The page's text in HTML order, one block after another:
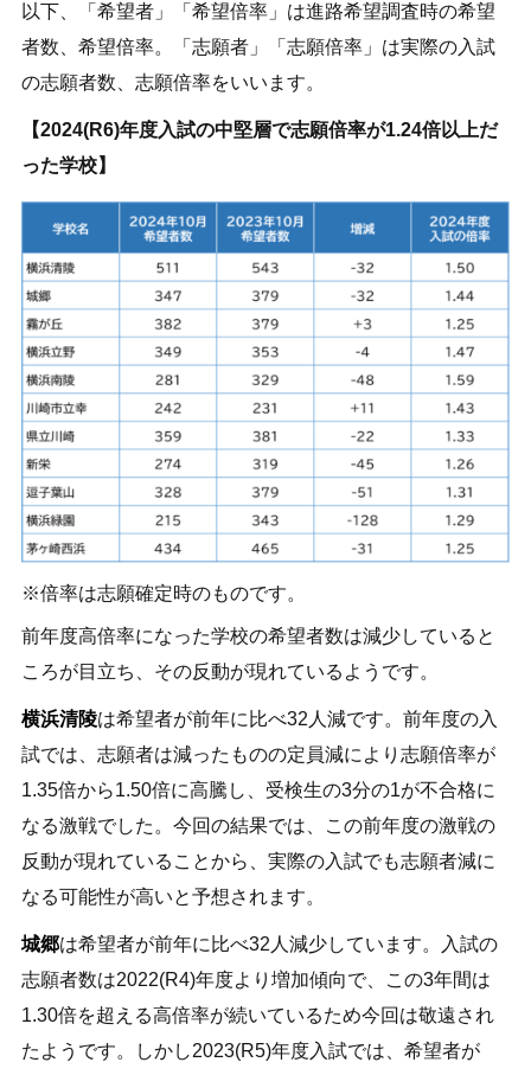
以下、「希望者」「希望倍率」は進路希望調査時の希望
者数、希望倍率。「志願者」「志願倍率」は実際の入試
の志願者数、志願倍率をいいます。
【2024(R6)年度入試の中堅層で志願倍率が1.24倍以上だ
った学校】
倍率は志願確定時のものです。
前年度高倍率になった学校の希望者数は減少していると
ころが目立ち、その反動が現れているようです。
横浜清陵は希望者が前年に比べ32人減です。前年度の入
試では、志願者は減ったものの定員減により志願倍率が
1.35倍から1.50倍に高騰し、受検生の3分の1が不合格に
なる激戦でした。今回の結果では、この前年度の激戦の
反動が現れていることから、実際の入試でも志願者減に
なる可能性が高いと予想されます。
城郷は希望者が前年に比べ32人減少しています。入試の
志願者数は2022(R4)年度より増加傾向で、この3年間は
1.30倍を超える高倍率が続いているため今回は敬遠され
たようです。しかし2023(R5)年度入試では、希望者が